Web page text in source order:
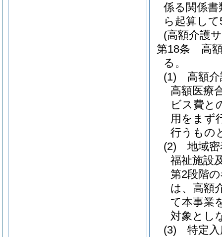
係る関係
ら起算し
(高額介護
第18条
高
る。
(1)
高額
高額医療
ビス費と
用をまず
行うもの
(2)
地域
福祉施設
第2段階
は、高額
て本事業
対象とし
(3)
特定